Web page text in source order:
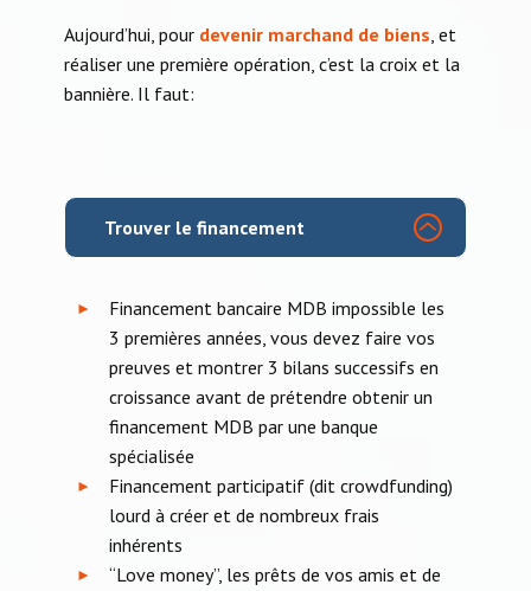
Aujourd’hui, pour devenir marchand de biens, et
réaliser une première opération, c’est la croix et la
bannière. Il faut:
​​Trouver le financement
►
Financement bancaire MDB impossible les
3 premières années, vous devez faire vos
preuves et montrer 3 bilans successifs en
croissance avant de prétendre obtenir un
financement MDB par une banque
spécialisée
►
Financement participatif (dit crowdfunding)
lourd à créer et de nombreux frais
inhérents
►
“Love money”, les prêts de vos amis et de